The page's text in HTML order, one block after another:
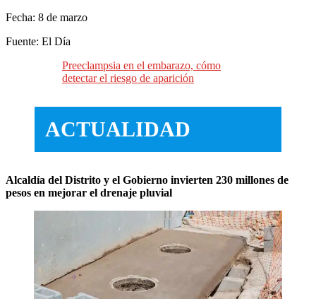
Fecha: 8 de marzo
Fuente: El Día
Preeclampsia en el embarazo, cómo
detectar el riesgo de aparición
ACTUALIDAD
Alcaldía del Distrito y el Gobierno invierten 230 millones de
pesos en mejorar el drenaje pluvial